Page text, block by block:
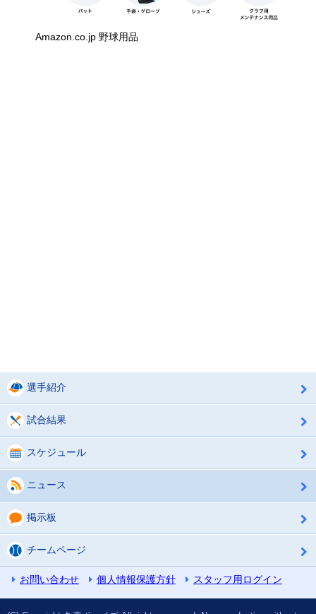
Amazon.co.jp 野球用品
選手紹介
試合結果
スケジュール
ニュース
掲示板
チームページ
お問い合わせ 個人情報保護方針 スタッフ用ログイン